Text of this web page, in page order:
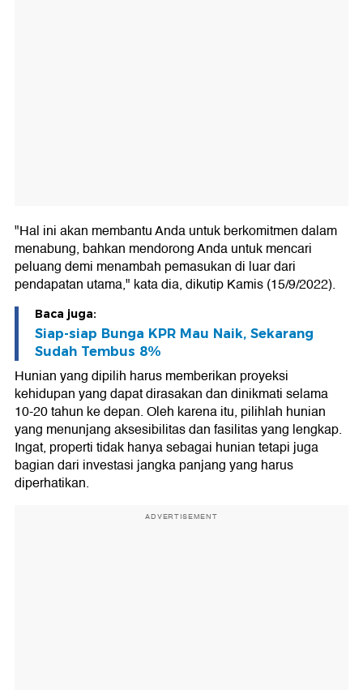
"Hal ini akan membantu Anda untuk berkomitmen dalam
menabung, bahkan mendorong Anda untuk mencari
peluang demi menambah pemasukan di luar dari
pendapatan utama," kata dia, dikutip Kamis (15/9/2022).
Baca juga:
Siap-siap Bunga KPR Mau Naik, Sekarang
Sudah Tembus 8%
Hunian yang dipilih harus memberikan proyeksi
kehidupan yang dapat dirasakan dan dinikmati selama
10-20 tahun ke depan. Oleh karena itu, pilihlah hunian
yang menunjang aksesibilitas dan fasilitas yang lengkap.
Ingat, properti tidak hanya sebagai hunian tetapi juga
bagian dari investasi jangka panjang yang harus
diperhatikan.
ADVERTISEMENT